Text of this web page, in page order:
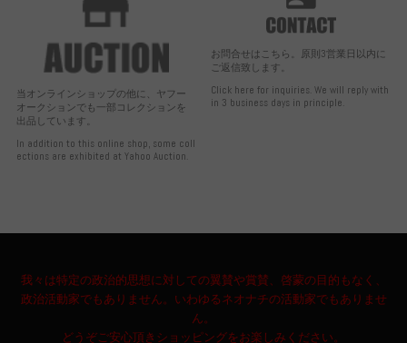
当オンラインショップの他に、ヤフー
オークションでも一部コレクションを
出品しています。
In addition to this online shop, some coll
ections are exhibited at Yahoo Auction.
お問合せはこちら。原則3営業日以内に
ご返信致します。
Click here for inquiries. We will reply with
in 3 business days in principle.
我々は特定の政治的思想に対しての翼賛や賞賛、啓蒙の目的もなく、
政治活動家でもありません。いわゆるネオナチの活動家でもありませ
ん。
どうぞご安心頂きショッピングをお楽しみください。